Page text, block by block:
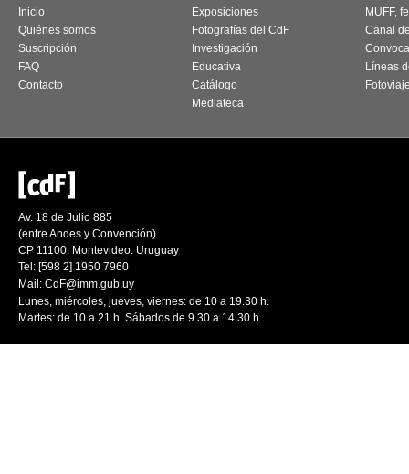
Inicio
Quiénes somos
Suscripción
FAQ
Contacto
Exposiciones
Fotografías del CdF
Investigación
Educativa
Catálogo
Mediateca
MUFF,
Canal
Líneas
Av. 18 de Julio 885
(entre Andes y Convención)
CP 11100. Montevideo. Uruguay
Tel: [598 2] 1950 7960
Mail: CdF@imm.gub.uy
Lunes, miércoles, jueves, viernes: de 10 a 19.30 h.
Martes: de 10 a 21 h. Sábados de 9.30 a 14.30 h.